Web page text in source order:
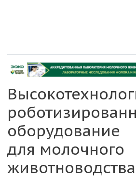
оборудование
для молочного
животноводства